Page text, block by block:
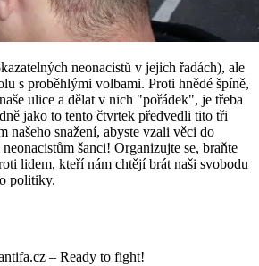
neonacistů v jejich řadách), ale
s proběhlými volbami. Proti hnědé špíně,
ulice a dělat v nich "pořádek", je třeba
jako to tento čtvrtek předvedli tito tři
našeho snažení, abyste vzali věci do
šanci! Organizujte se, braňte
lidem, kteří nám chtějí brát naši svobodu
politiky.
– Ready to fight!